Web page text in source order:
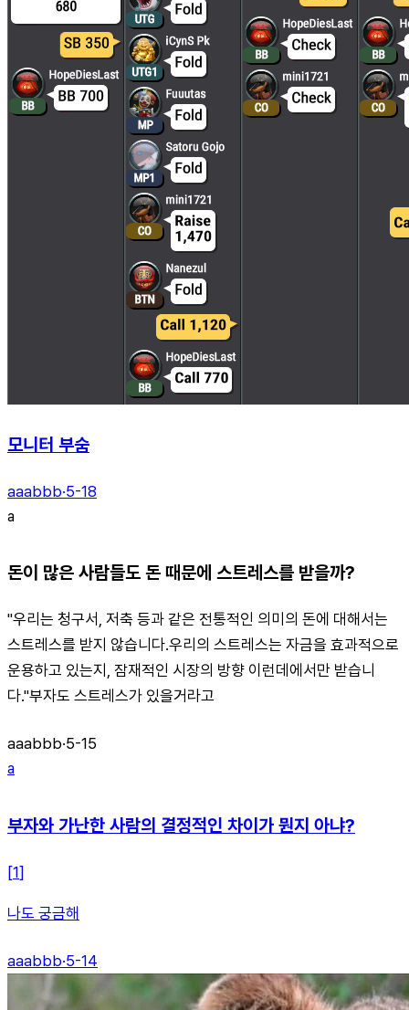
모니터 부숨
aaabbb·5-18
a
돈이 많은 사람들도 돈 때문에 스트레스를 받을까?
"우리는 청구서, 저축 등과 같은 전통적인 의미의 돈에 대해서는
스트레스를 받지 않습니다.우리의 스트레스는 자금을 효과적으로
운용하고 있는지, 잠재적인 시장의 방향 이런데에서만 받습니
다."부자도 스트레스가 있을거라고
aaabbb·5-15
a
부자와 가난한 사람의 결정적인 차이가 뭔지 아냐?
[1]
나도 궁금해
aaabbb·5-14